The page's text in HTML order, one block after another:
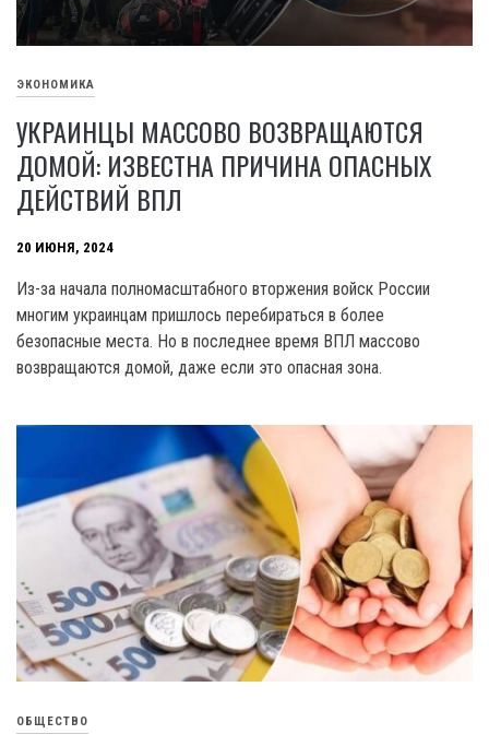
ЭКОНОМИКА
УКРАИНЦЫ МАССОВО ВОЗВРАЩАЮТСЯ
ДОМОЙ: ИЗВЕСТНА ПРИЧИНА ОПАСНЫХ
ДЕЙСТВИЙ ВПЛ
20 ИЮНЯ, 2024
Из-за начала полномасштабного вторжения войск России
многим украинцам пришлось перебираться в более
безопасные места. Но в последнее время ВПЛ массово
возвращаются домой, даже если это опасная зона.
ОБЩЕСТВО